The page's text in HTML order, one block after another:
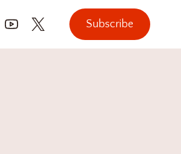
Subscribe